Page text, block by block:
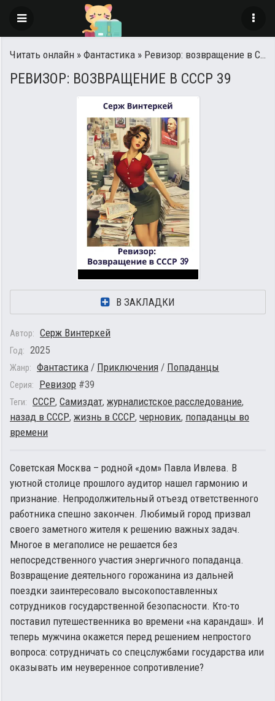
Читать онлайн » Фантастика » Ревизор: возвращение в СССР 39
РЕВИЗОР: ВОЗВРАЩЕНИЕ В СССР 39
В ЗАКЛАДКИ
Автор: Серж Винтеркей
Год: 2025
Жанр: Фантастика / Приключения / Попаданцы
Серия: Ревизор #39
Теги: СССР, Самиздат, журналистское расследование,
назад в СССР, жизнь в СССР, черновик, попаданцы во
времени
Советская Москва – родной «дом» Павла Ивлева. В
уютной столице прошлого аудитор нашел гармонию и
признание. Непродолжительный отъезд ответственного
работника спешно закончен. Любимый город призвал
своего заметного жителя к решению важных задач.
Многое в мегаполисе не решается без
непосредственного участия энергичного попаданца.
Возвращение деятельного горожанина из дальней
поездки заинтересовало высокопоставленных
сотрудников государственной безопасности. Кто-то
поставил путешественника во времени «на карандаш». И
теперь мужчина окажется перед решением непростого
вопроса: сотрудничать со спецслужбами государства или
оказывать им неуверенное сопротивление?